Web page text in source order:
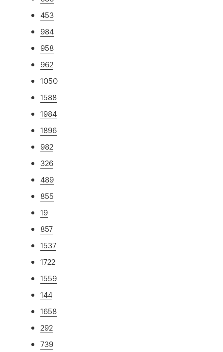
453
984
958
962
1050
1588
1984
1896
982
326
489
855
19
857
1537
1722
1559
144
1658
292
739